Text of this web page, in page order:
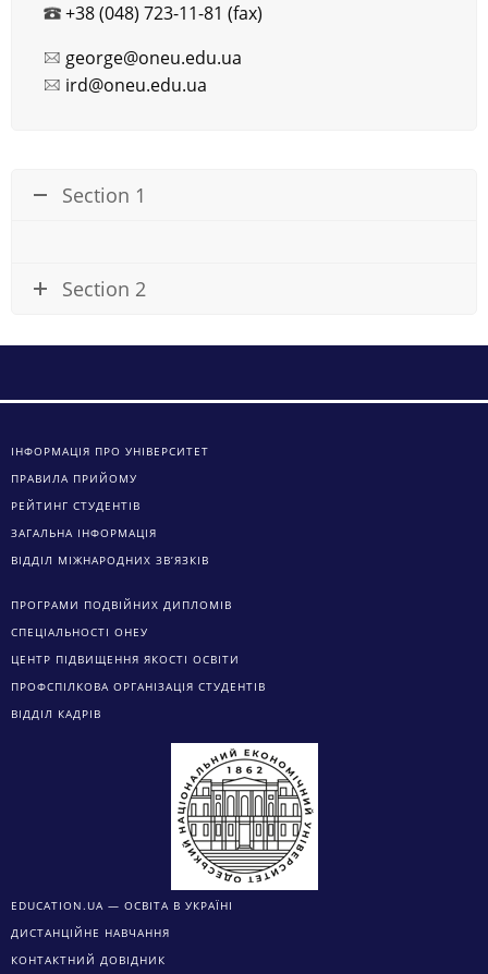
+38 (048) 723-11-81 (fax)
george@oneu.edu.ua
ird@oneu.edu.ua
Section 1
Section 2
ІНФОРМАЦІЯ ПРО УНІВЕРСИТЕТ
ПРАВИЛА ПРИЙОМУ
РЕЙТИНГ СТУДЕНТІВ
ЗАГАЛЬНА ІНФОРМАЦІЯ
ВІДДІЛ МІЖНАРОДНИХ ЗВ’ЯЗКІВ
ПРОГРАМИ ПОДВІЙНИХ ДИПЛОМІВ
СПЕЦІАЛЬНОСТІ ОНЕУ
ЦЕНТР ПІДВИЩЕННЯ ЯКОСТІ ОСВІТИ
ПРОФСПІЛКОВА ОРГАНІЗАЦІЯ СТУДЕНТІВ
ВІДДІЛ КАДРІВ
EDUCATION.UA — ОСВІТА В УКРАЇНІ
ДИСТАНЦІЙНЕ НАВЧАННЯ
КОНТАКТНИЙ ДОВІДНИК